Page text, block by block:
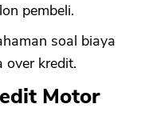
pembeli.
soal biaya
over kredit.
Motor